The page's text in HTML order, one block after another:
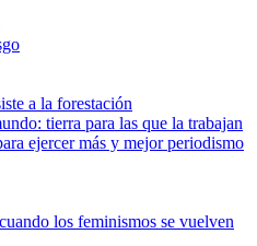
a la forestación
tierra para las que la trabajan
ejercer más y mejor periodismo
los feminismos se vuelven